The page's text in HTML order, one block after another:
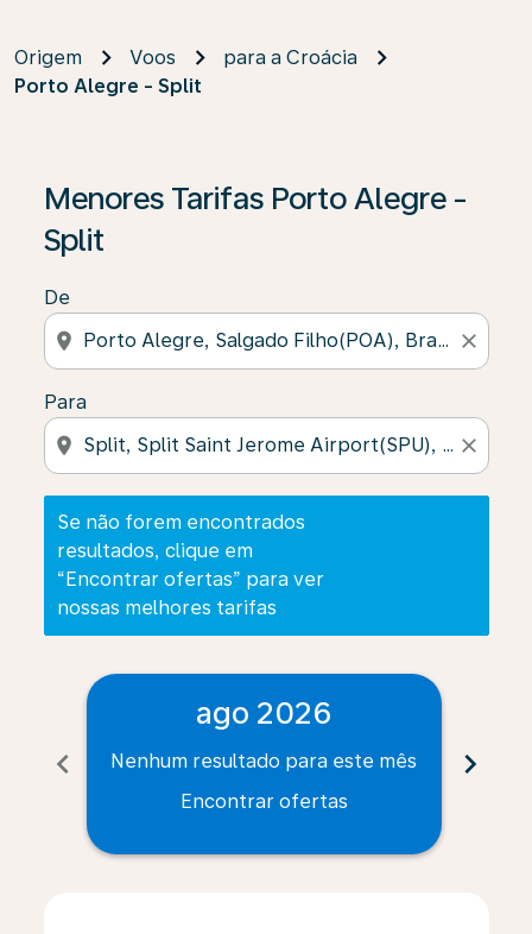
Origem Voos
para a Croácia
Porto Alegre - Split
Menores Tarifas Porto Alegre -
Split
De
location_on close
Para
location_on close
Se não forem encontrados
resultados, clique em
“Encontrar ofertas” para ver
nossas melhores tarifas
Se não forem encontrados resultados, clique em
chevron_left
ago 2026
Nenhum resultado para este mês
Encontrar ofertas
chevron_right